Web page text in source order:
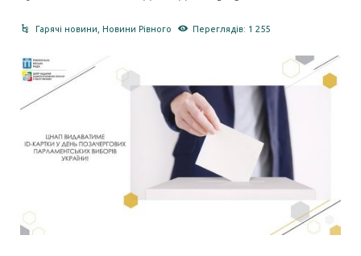
Гарячі новини, Новини Рівного Переглядів: 1 255